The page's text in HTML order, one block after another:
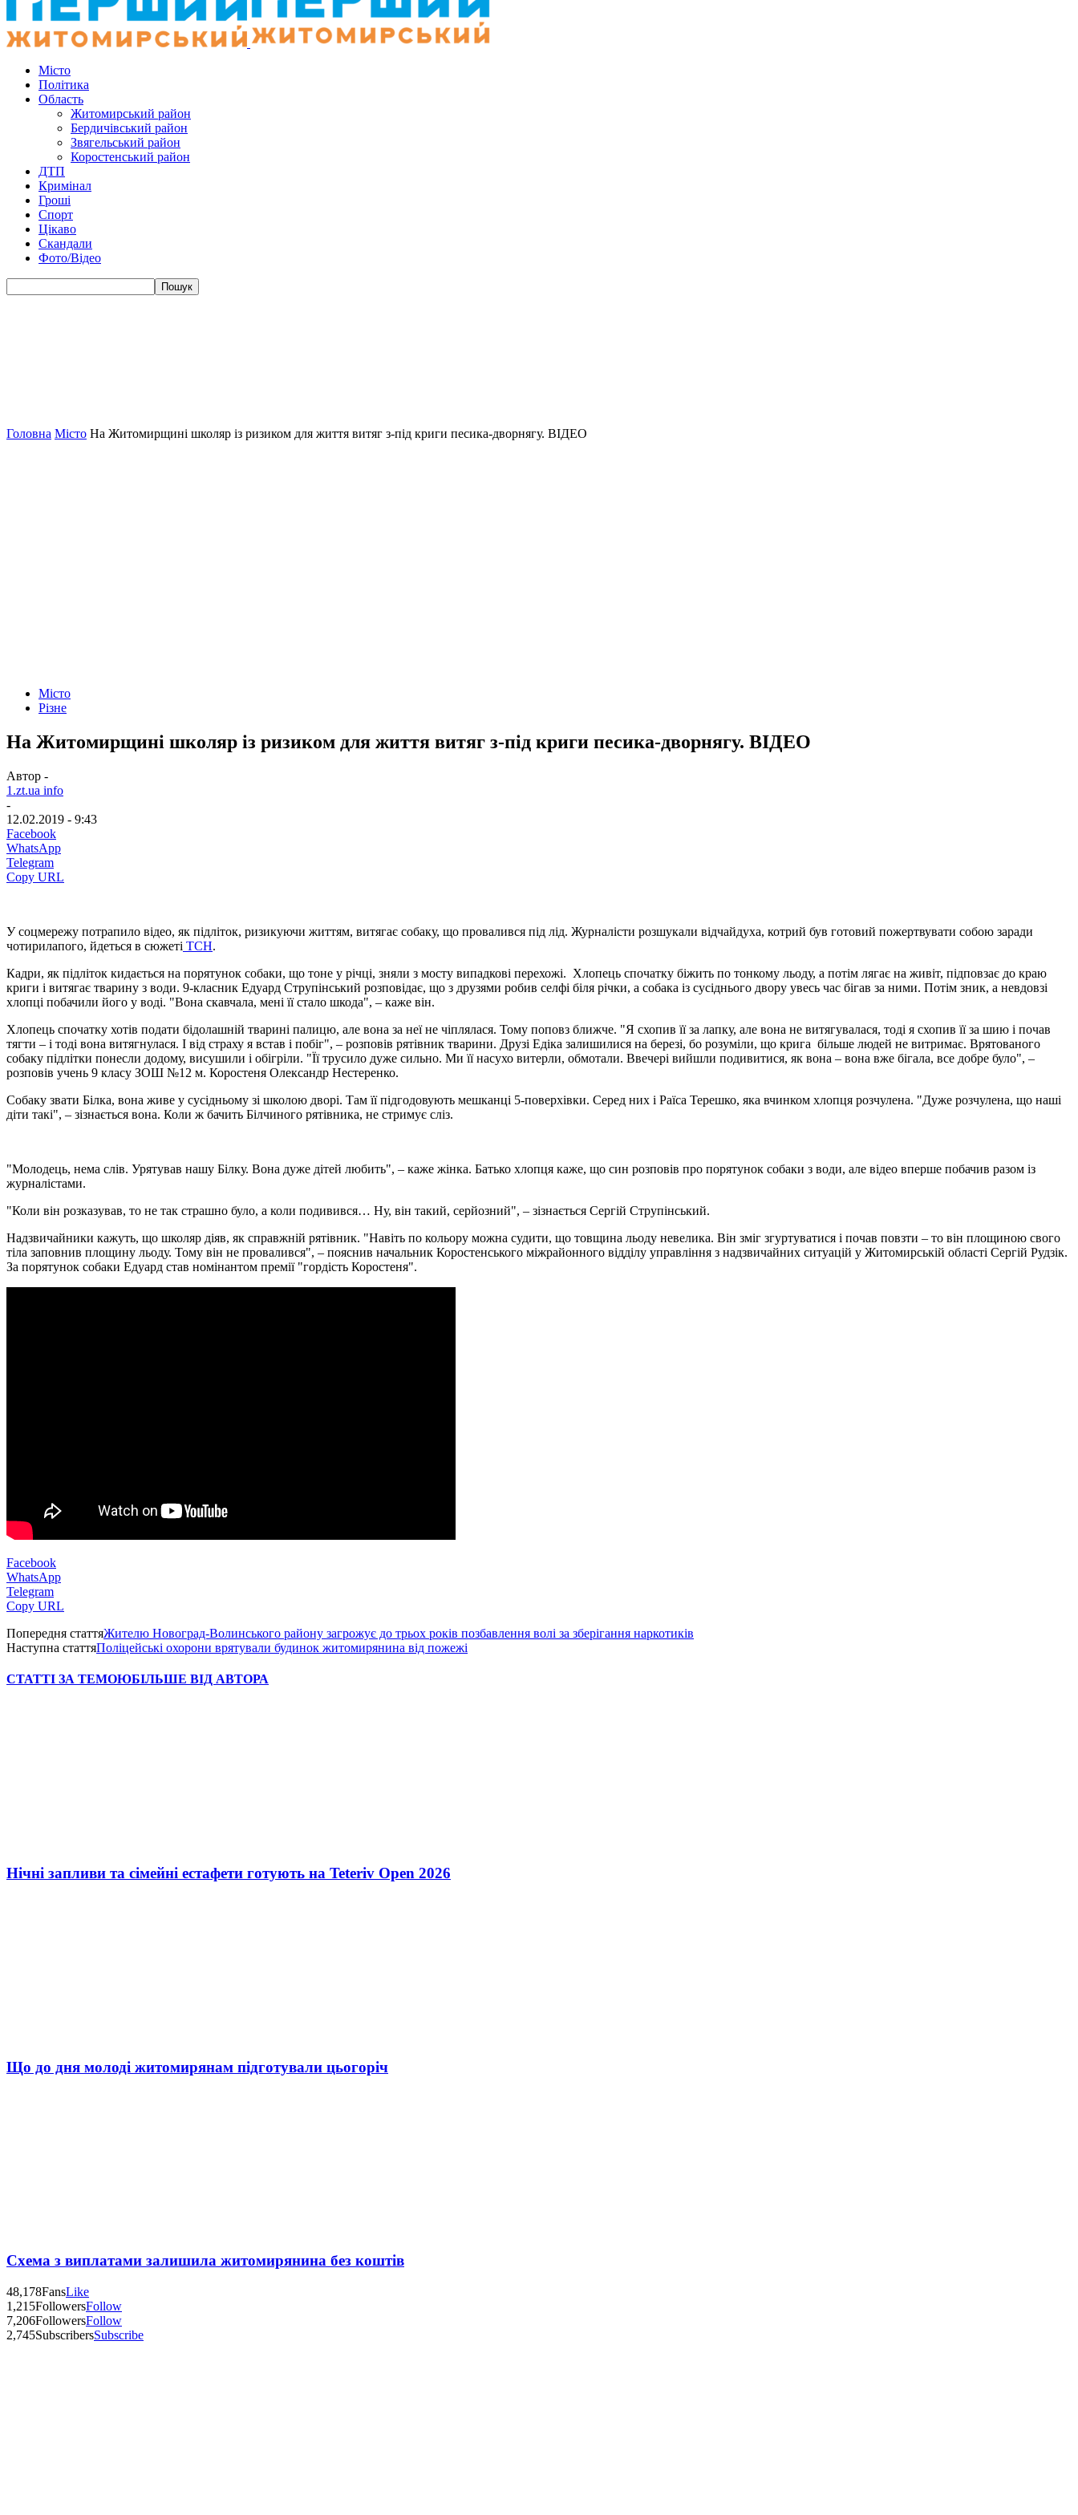
Місто
Політика
Область
Житомирський район
Бердичівський район
Звягельський район
Коростенський район
ДТП
Кримінал
Гроші
Спорт
Цікаво
Скандали
Фото/Відео
Головна Місто На Житомирщині школяр із ризиком для життя витяг з-під криги песика-дворнягу. ВІДЕО
Місто
Різне
На Житомирщині школяр із ризиком для життя витяг з-під криги песика-дворнягу. ВІДЕО
Автор -
1.zt.ua info
-
12.02.2019 - 9:43
Facebook
WhatsApp
Telegram
Copy URL
У соцмережу потрапило відео, як підліток, ризикуючи життям, витягає собаку, що провалився під лід. Журналісти розшукали відчайдуха, котрий був готовий пожертвувати собою заради
чотирилапого, йдеться в сюжеті ТСН.
Кадри, як підліток кидається на порятунок собаки, що тоне у річці, зняли з мосту випадкові перехожі. Хлопець спочатку біжить по тонкому льоду, а потім лягає на живіт, підповзає до краю
криги і витягає тварину з води. 9-класник Едуард Струпінський розповідає, що з друзями робив селфі біля річки, а собака із сусіднього двору увесь час бігав за ними. Потім зник, а невдовзі
хлопці побачили його у воді. "Вона скавчала, мені її стало шкода", – каже він.
Хлопець спочатку хотів подати бідолашній тварині палицю, але вона за неї не чіплялася. Тому поповз ближче. "Я схопив її за лапку, але вона не витягувалася, тоді я схопив її за шию і почав
тягти – і тоді вона витягнулася. І від страху я встав і побіг", – розповів рятівник тварини. Друзі Едіка залишилися на березі, бо розуміли, що крига більше людей не витримає. Врятованого
собаку підлітки понесли додому, висушили і обігріли. "Її трусило дуже сильно. Ми її насухо витерли, обмотали. Ввечері вийшли подивитися, як вона – вона вже бігала, все добре було", –
розповів учень 9 класу ЗОШ №12 м. Коростеня Олександр Нестеренко.
Собаку звати Білка, вона живе у сусідньому зі школою дворі. Там її підгодовують мешканці 5-поверхівки. Серед них і Раїса Терешко, яка вчинком хлопця розчулена. "Дуже розчулена, що наші
діти такі", – зізнається вона. Коли ж бачить Білчиного рятівника, не стримує сліз.
"Молодець, нема слів. Урятував нашу Білку. Вона дуже дітей любить", – каже жінка. Батько хлопця каже, що син розповів про порятунок собаки з води, але відео вперше побачив разом із
журналістами.
"Коли він розказував, то не так страшно було, а коли подивився… Ну, він такий, серйозний", – зізнається Сергій Струпінський.
Надзвичайники кажуть, що школяр діяв, як справжній рятівник. "Навіть по кольору можна судити, що товщина льоду невелика. Він зміг згуртуватися і почав повзти – то він площиною свого
тіла заповнив площину льоду. Тому він не провалився", – пояснив начальник Коростенського міжрайонного відділу управління з надзвичайних ситуацій у Житомирській області Сергій Рудзік.
За порятунок собаки Едуард став номінантом премії "гордість Коростеня".
Facebook
WhatsApp
Telegram
Copy URL
Попередня статтяЖителю Новоград-Волинського району загрожує до трьох років позбавлення волі за зберігання наркотиків
Наступна статтяПоліцейські охорони врятували будинок житомирянина від пожежі
СТАТТІ ЗА ТЕМОЮБІЛЬШЕ ВІД АВТОРА
Нічні запливи та сімейні естафети готують на Teteriv Open 2026
Що до дня молоді житомирянам підготували цьогоріч
Схема з виплатами залишила житомирянина без коштів
48,178FansLike
1,215FollowersFollow
7,206FollowersFollow
2,745SubscribersSubscribe